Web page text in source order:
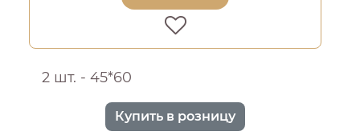
2 шт. - 45*60
Купить в розницу